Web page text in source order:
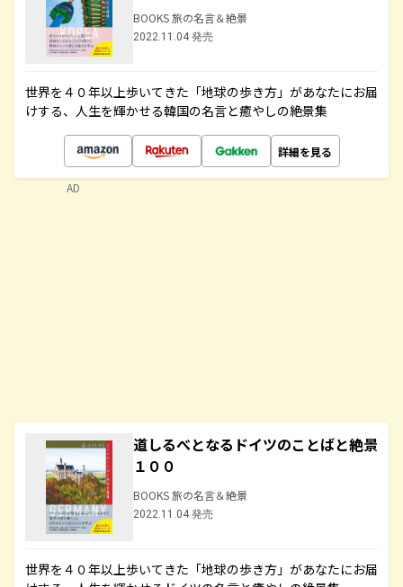
BOOKS 旅の名言＆絶景
2022.11.04 発売
世界を４０年以上歩いてきた「地球の歩き方」があなたにお届
けする、人生を輝かせる韓国の名言と癒やしの絶景集
詳細を見る
道しるべとなるドイツのことばと絶景
１００
BOOKS 旅の名言＆絶景
2022.11.04 発売
世界を４０年以上歩いてきた「地球の歩き方」があなたにお届
AD